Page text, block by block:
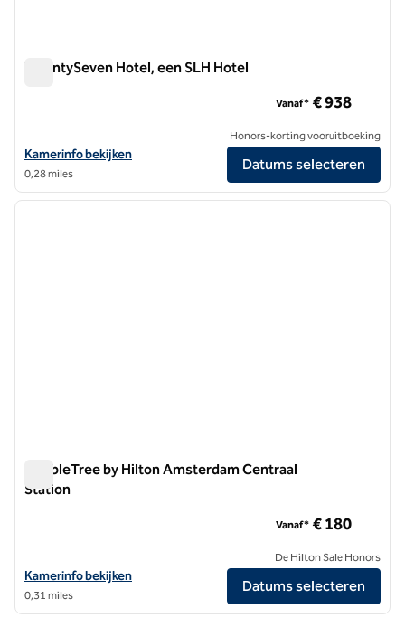
TwentySeven Hotel, een SLH Hotel
Bekijk hoteldetails voor TwentySeven Hotel, een SLH Hotel
Kamerinfo bekijken
0,28 miles
Vanaf* € 938
Honors-korting vooruitboeking
Datums selecteren
1/11
1 van 11
DoubleTree by Hilton Amsterdam Centraal
Station
Bekijk hoteldetails voor DoubleTree by Hilton Amsterdam Centraal
Kamerinfo bekijken
0,31 miles
Vanaf* € 180
De Hilton Sale Honors
Datums selecteren
1/9